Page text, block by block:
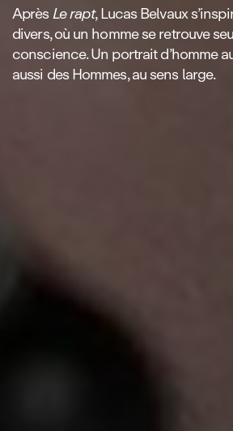
AprèsLe rapt, Lucas Belvaux
divers, où un homme se retrouve
conscience. Un portrait d’homme
aussi des Hommes, au sens large.